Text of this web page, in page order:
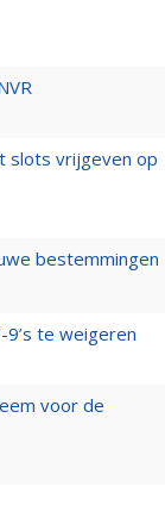
slots vrijgeven op
bestemmingen
te weigeren
voor de